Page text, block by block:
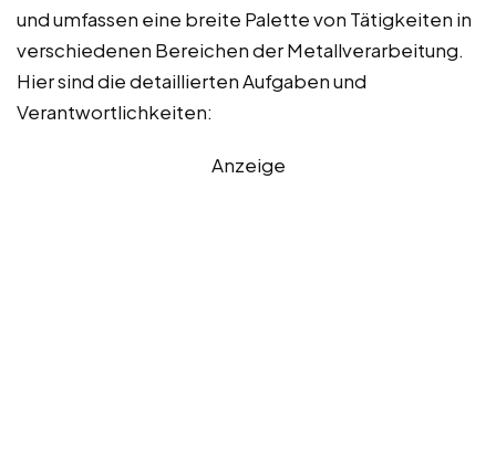
und umfassen eine breite Palette von Tätigkeiten in
verschiedenen Bereichen der Metallverarbeitung.
Hier sind die detaillierten Aufgaben und
Verantwortlichkeiten:
Anzeige